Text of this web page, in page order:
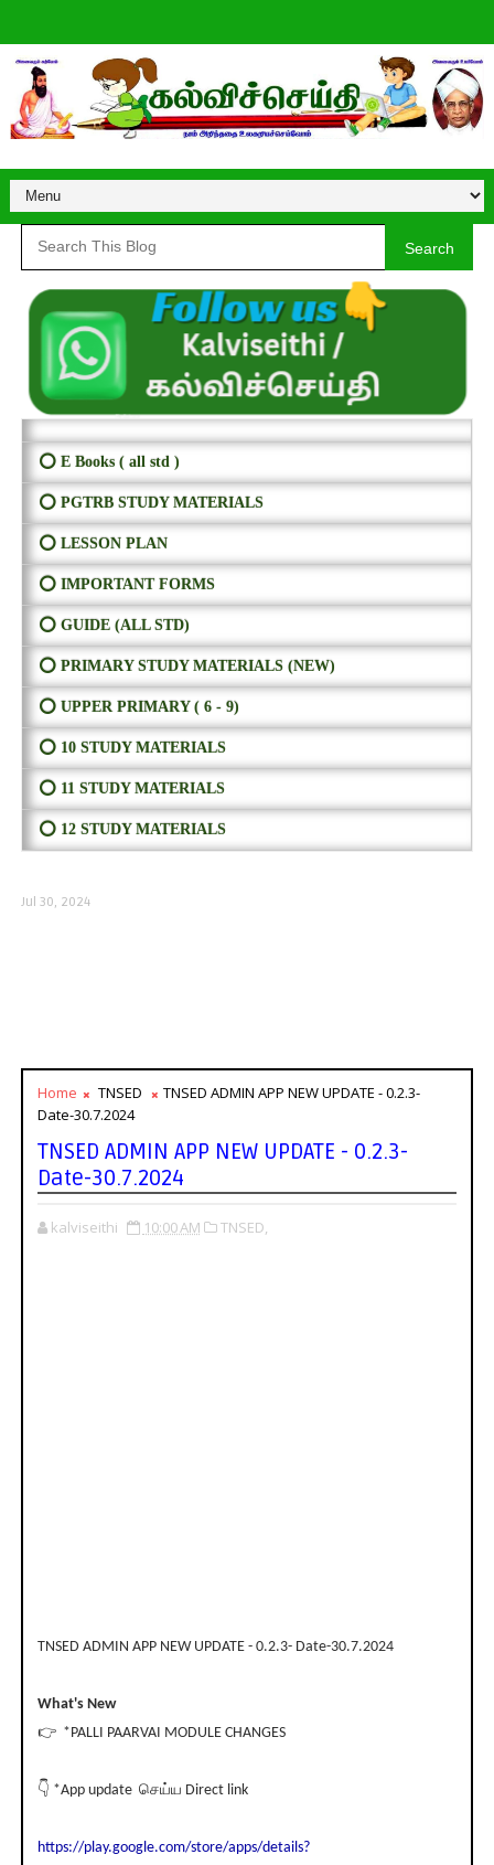
Search
⭕ E Books ( all std )
⭕ PGTRB STUDY MATERIALS
⭕ LESSON PLAN
⭕ IMPORTANT FORMS
⭕ GUIDE (ALL STD)
⭕ PRIMARY STUDY MATERIALS (NEW)
⭕ UPPER PRIMARY ( 6 - 9)
⭕ 10 STUDY MATERIALS
⭕ 11 STUDY MATERIALS
⭕ 12 STUDY MATERIALS
Jul 30, 2024
Home TNSED
TNSED ADMIN APP NEW UPDATE - 0.2.3-
Date-30.7.2024
TNSED ADMIN APP NEW UPDATE - 0.2.3-
Date-30.7.2024
kalviseithi 10:00 AM TNSED,
TNSED ADMIN APP NEW UPDATE - 0.2.3- Date-30.7.2024
What's New
👉 *PALLI PAARVAI MODULE CHANGES
👇 *App update செய்ய Direct link
https://play.google.com/store/apps/details?